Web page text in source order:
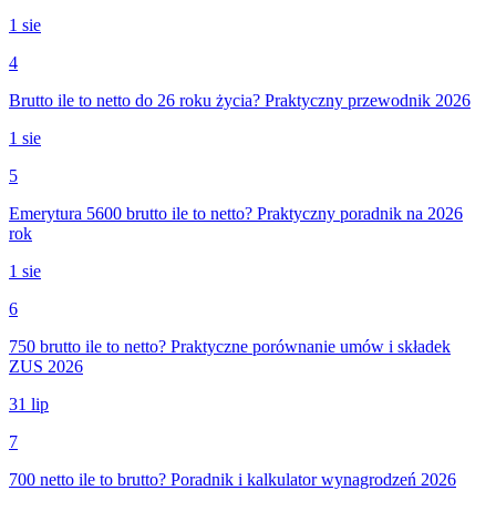
1 sie
4
Brutto ile to netto do 26 roku życia? Praktyczny przewodnik 2026
1 sie
5
Emerytura 5600 brutto ile to netto? Praktyczny poradnik na 2026
rok
1 sie
6
750 brutto ile to netto? Praktyczne porównanie umów i składek
ZUS 2026
31 lip
7
700 netto ile to brutto? Poradnik i kalkulator wynagrodzeń 2026